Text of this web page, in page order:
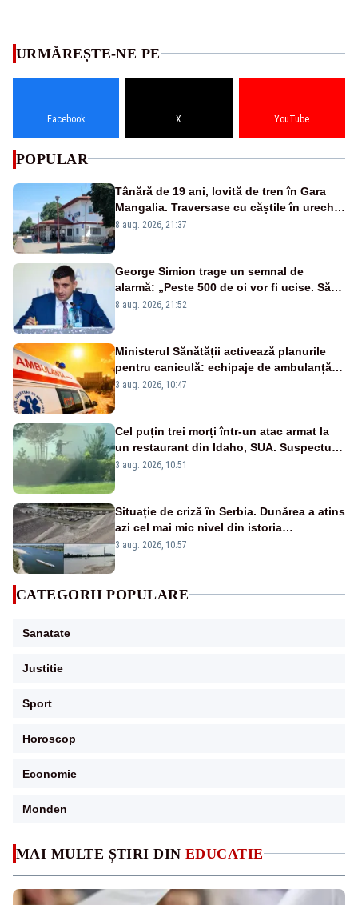
MAI MULTE ȘTIRI DIN EDUCATIE
URMĂREȘTE-NE PE
Facebook X YouTube
POPULAR
Tânără de 19 ani, lovită de tren în Gara
Mangalia. Traversase cu căștile în urechi
liniile printr-un loc nepermis
8 aug. 2026, 21:37
George Simion trage un semnal de
alarmă: „Peste 500 de oi vor fi ucise. Să
vedem dacă ciobanii vor fi despăgubiți”
8 aug. 2026, 21:52
Ministerul Sănătății activează planurile
pentru caniculă: echipaje de ambulanță
suplimentate, stocuri de medicamente
3 aug. 2026, 10:47
Cel puțin trei morți într-un atac armat la
un restaurant din Idaho, SUA. Suspectul a
fost găsit mort
3 aug. 2026, 10:51
Situație de criză în Serbia. Dunărea a atins
azi cel mai mic nivel din istoria
măsurătorilor. Se prefigurează restricții
3 aug. 2026, 10:57
CATEGORII POPULARE
Sanatate
Justitie
Sport
Horoscop
Economie
Monden